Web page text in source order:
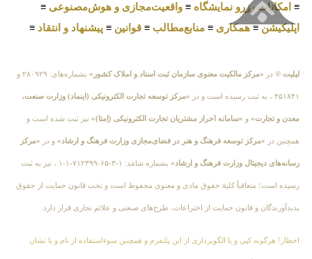
≡ امکانات رزرو نمایشگاه ≡ واقعیت‌مجازی و هوش‌مصنوعی ≡
اپلیکیشن≡همکاری ≡ منابع‌مطالب ≡ قوانین ≡ پیشنهاد و انتقاد ≡
لیلیت ® در «مرکز مالکیت معنوی سازمان ثبت اسناد و املاک کشور» بشماره‌های: ۲۸۰۹۲۹ و
۴۵۱۸۴۱ ، به ثبت رسیده است و در «مرکز توسعه تجارت الکترونیکی (اینماد) وزارت صنعت،
معدن و تجارت» و «سامانه احراز مشتریان تجارت الکترونیکی (اِمتا)» نیز ثبت شده است و
همچنین در «مرکز توسعه فرهنگ و هنر در فضای‌مجازی وزارت فرهنگ و ارشاد» و در «مرکز
رسانه‌های دیجیتال وزارت فرهنگ و ارشاد» بشماره شامَد: ۱-۳-۶۵-۷۱۲۳۹۹-۱-۱ ، نیز به ثبت
رسیده است؛ متعاقباً کلیهٔ حقوق مادی و معنوی محفوظ است و تحت قانون حمایت از حقوق
پدیدآورندگان و قانون حمایت از اختراعات، طرح‌های صنعتی و علائم تجاری قرار دارد.
اخطار! هرگونه کپی و یا الگوبرداری از این پلتفرم و همچنین سوءاستفاده از نام و یا نشان